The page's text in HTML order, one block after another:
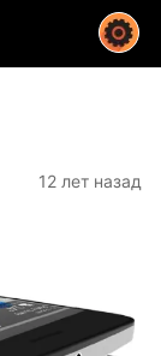
12 лет назад